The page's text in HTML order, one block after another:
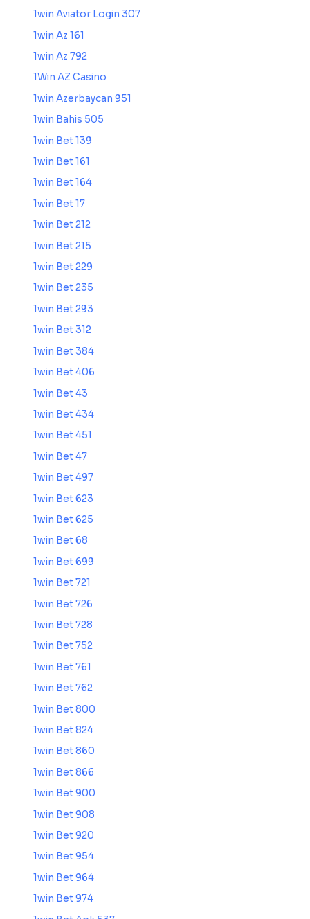
1win Aviator Login 307
1win Az 161
1win Az 792
1Win AZ Casino
1win Azerbaycan 951
1win Bahis 505
1win Bet 139
1win Bet 161
1win Bet 164
1win Bet 17
1win Bet 212
1win Bet 215
1win Bet 229
1win Bet 235
1win Bet 293
1win Bet 312
1win Bet 384
1win Bet 406
1win Bet 43
1win Bet 434
1win Bet 451
1win Bet 47
1win Bet 497
1win Bet 623
1win Bet 625
1win Bet 68
1win Bet 699
1win Bet 721
1win Bet 726
1win Bet 728
1win Bet 752
1win Bet 761
1win Bet 762
1win Bet 800
1win Bet 824
1win Bet 860
1win Bet 866
1win Bet 900
1win Bet 908
1win Bet 920
1win Bet 954
1win Bet 964
1win Bet 974